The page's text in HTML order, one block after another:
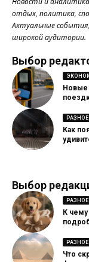
отдых, политика,
Актуальные
широкой аудитории.
Выбор
Новые
РАЗНОЕ
Как
Выбор
РАЗНОЕ
К чему
РАЗНОЕ
Что